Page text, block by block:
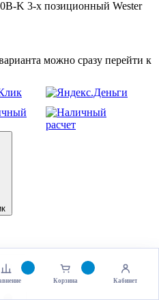
можно сразу перейти к
Корзина Кабинет